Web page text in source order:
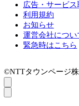
広告・サービ
利用規約
お知らせ
運営会社につい
緊急時はこちら
©NTTタウンページ株